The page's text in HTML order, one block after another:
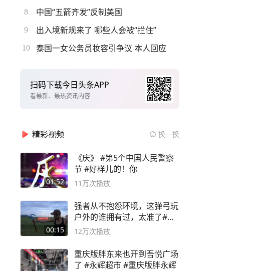
8 中国“五箭齐发”反制美国
9 出入境新规来了 哪些人会被“拦住”
10 泰国一女公务员妆容引争议 本人回应
扫码下载今日头条APP
看最新、最热资讯内容
精彩视频 换一换
01:52
《庆》 #第5个中国人民警察
节 #好样儿的！你
11万次播放
00:15
强者从不抱怨环境，这弹弓玩
户外的谁拥有过，太准了#弹
弓#户外
12万次播放
重庆版胖东来也开到吾悦广场
了 #永辉超市 #重庆版胖永辉